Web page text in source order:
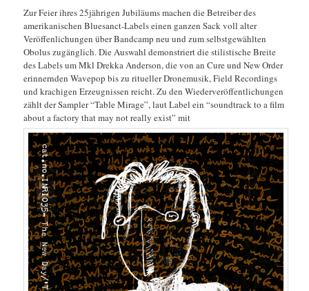
Zur Feier ihres 25jährigen Jubiläums machen die Betreiber des
amerikanischen Bluesanct-Labels einen ganzen Sack voll alter
Veröffenlichungen über Bandcamp neu und zum selbstgewählten
Obolus zugänglich. Die Auswahl demonstriert die stilistische Breite
des Labels um Mkl Drekka Anderson, die von an Cure und New Order
erinnernden Wavepop bis zu ritueller Dronemusik, Field Recordings
und krachigen Erzeugnissen reicht. Zu den Wiederveröffentlichungen
zählt der Sampler “Table Mirage”, laut Label ein “soundtrack to a film
about a factory that may not really exist” mit